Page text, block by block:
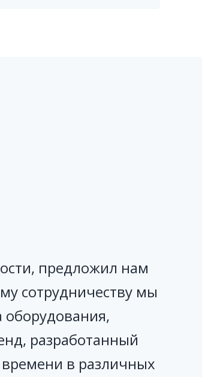
предложил нам
сотрудничеству мы
разработанный
в различных